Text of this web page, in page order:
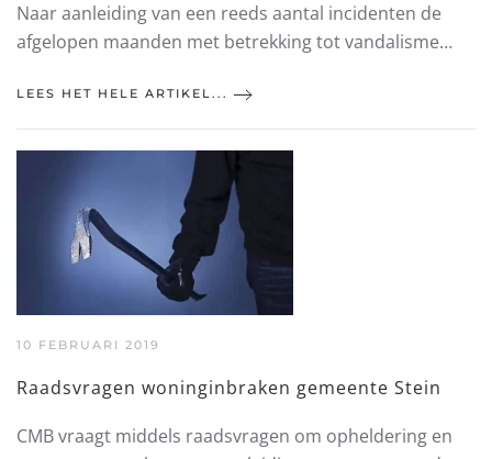
Naar aanleiding van een reeds aantal incidenten de
afgelopen maanden met betrekking tot vandalisme…
LEES HET HELE ARTIKEL...
10 FEBRUARI 2019
Raadsvragen woninginbraken gemeente Stein
CMB vraagt middels raadsvragen om opheldering en